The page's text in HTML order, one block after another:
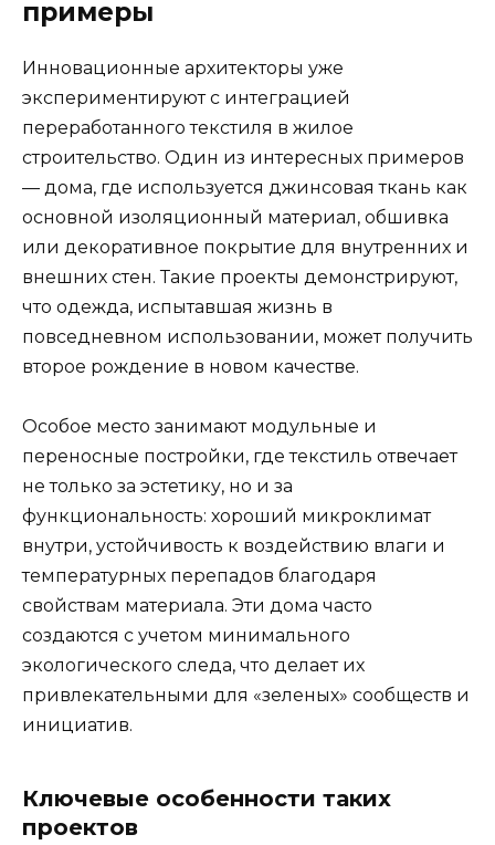
примеры
Инновационные архитекторы уже
экспериментируют с интеграцией
переработанного текстиля в жилое
строительство. Один из интересных примеров
— дома, где используется джинсовая ткань как
основной изоляционный материал, обшивка
или декоративное покрытие для внутренних и
внешних стен. Такие проекты демонстрируют,
что одежда, испытавшая жизнь в
повседневном использовании, может получить
второе рождение в новом качестве.
Особое место занимают модульные и
переносные постройки, где текстиль отвечает
не только за эстетику, но и за
функциональность: хороший микроклимат
внутри, устойчивость к воздействию влаги и
температурных перепадов благодаря
свойствам материала. Эти дома часто
создаются с учетом минимального
экологического следа, что делает их
привлекательными для «зеленых» сообществ и
инициатив.
Ключевые особенности таких
проектов